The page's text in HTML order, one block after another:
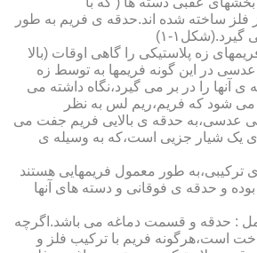
فلز ساخته شده اند.حدقه ی فریم به طور
۱)
زه پلاستیکی را گاهی اوقات (بالا
در این گونه فریمها به توسط زه
ی آنها را در بر می گیرد،نگاه داشته می
شود که فریم،ریم لس به نظر
عدسی،به حدقه ی بالایی فریم جفت می
یک شیار جزیی است،که به وسیله ی
ترکیبی،به طور معمول فریمهایی هستند
و حدقه ی فوقانی و دسته های آنها
: حدقه و قسمت دماغه می باشد.اگرچه
است،هرگونه فریم با ترکیب فلز و